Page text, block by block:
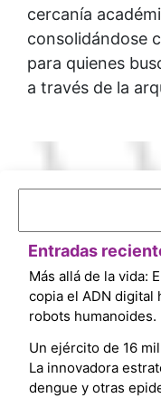
cercanía
consolidándose
para quienes
a través de la
Entradas
Más allá de la vida:
copia el ADN digital
robots humanoides.
Un ejército de 16
La innovadora
dengue y otras